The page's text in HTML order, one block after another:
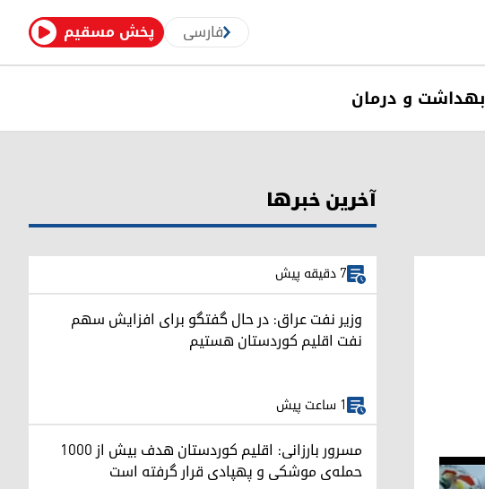
پخش مسقیم فارسی
بهداشت و درمان
آخرین خبرها
7 دقیقه پیش
وزیر نفت عراق: در حال گفتگو برای افزایش سهم
نفت اقلیم کوردستان هستیم
1 ساعت پیش
مسرور بارزانی: اقلیم کوردستان هدف بیش از ۱۰۰۰
حمله‌ی موشکی و پهپادی قرار گرفته است